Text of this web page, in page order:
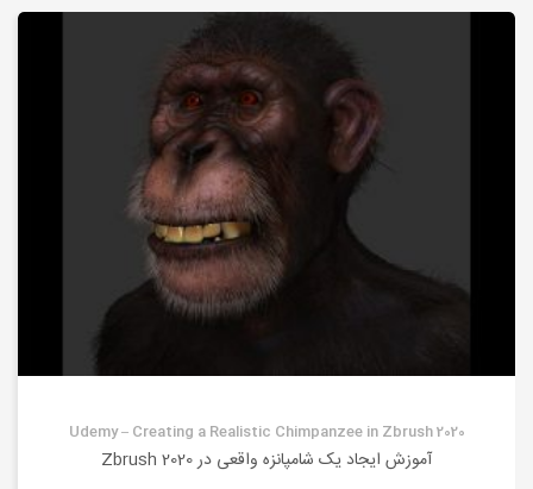
Udemy – Creating a Realistic Chimpanzee in Zbrush 2020
آموزش ایجاد یک شامپانزه واقعی در Zbrush 2020